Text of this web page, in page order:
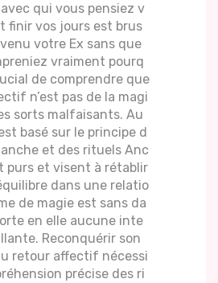
qui vous pensiez v
finir vos jours est brus
votre Ex sans que
vraiment pourq
de comprendre que
n’est pas de la magi
sorts malfaisants. Au
basé sur le principe d
et des rituels Anc
purs et visent à rétablir
dans une relatio
de magie est sans da
en elle aucune inte
Reconquérir son
retour affectif nécessi
précise des ri